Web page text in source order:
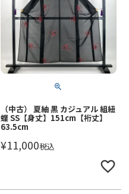
（中古） 夏紬 黒 カジュアル 組紐
蝶 SS【身丈】151cm【裄丈】
63.5cm
¥11,000税込